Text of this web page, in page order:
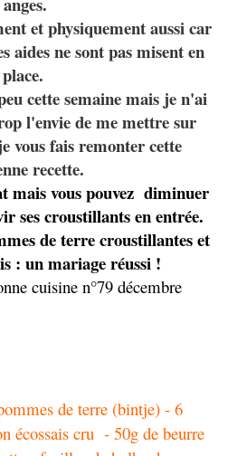
et physiquement aussi car
aides ne sont pas misent en
place.
cette semaine mais je n'ai
l'envie de me mettre sur
vous fais remonter cette
recette.
mais vous pouvez diminuer
ses croustillants en entrée.
de terre croustillantes et
: un mariage réussi !
cuisine n°79 décembre
de terre (bintje) - 6
écossais cru - 50g de beurre